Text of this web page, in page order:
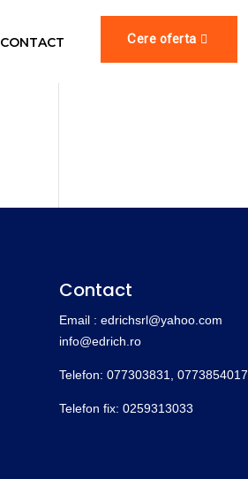
CONTACT Cere oferta
Contact
Email : edrichsrl@yahoo.com
info@edrich.ro
Telefon: 077303831,0773854017
Telefon fix: 0259313033